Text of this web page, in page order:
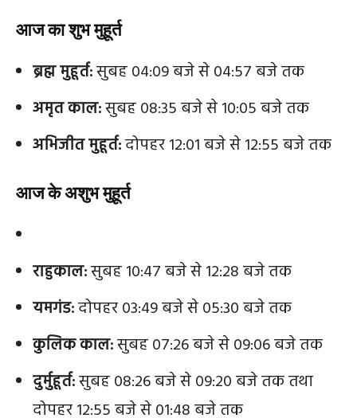
आज का शुभ मुहूर्त
ब्रह्म मुहूर्त:सुबह 04:09 बजे से 04:57 बजे तक
अमृत काल:सुबह 08:35 बजे से 10:05 बजे तक
अभिजीत मुहूर्त:दोपहर 12:01 बजे से 12:55 बजे तक
आज के अशुभ मुहूर्त
राहुकाल:सुबह 10:47 बजे से 12:28 बजे तक
यमगंड:दोपहर 03:49 बजे से 05:30 बजे तक
कुलिक काल:सुबह 07:26 बजे से 09:06 बजे तक
दुर्मुहूर्त:सुबह 08:26 बजे से 09:20 बजे तक तथा
दोपहर 12:55 बजे से 01:48 बजे तक